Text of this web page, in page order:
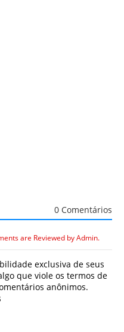
0 Comentários
are Reviewed by Admin.
exclusiva de seus
que viole os termos de
anônimos.